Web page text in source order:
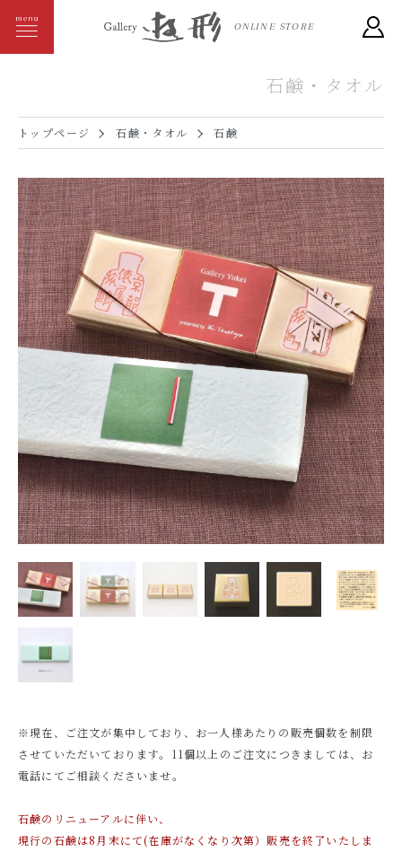
ONLINE STORE
石鹸・タオル
トップページ 石鹸・タオル 石鹸
※現在、ご注文が集中しており、お一人様あたりの販売個数を制限
させていただいております。11個以上のご注文につきましては、お
電話にてご相談くださいませ。
石鹸のリニューアルに伴い、
現行の石鹸は8月末にて(在庫がなくなり次第）販売を終了いたしま